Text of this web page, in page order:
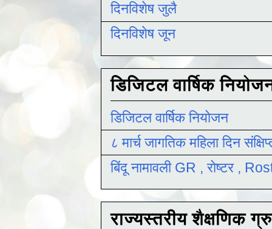
दिनविशेष जुलै
दिनविशेष जून
डिजिटल वार्षिक
डिजिटल वार्षिक नियोजन
८ मार्च जागतिक महिला दिन
बिंदू नामावली GR , रोष्टर ,
राज्यस्तरीय शैक्षणिक